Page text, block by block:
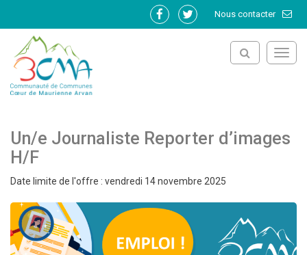
Nous contacter
Lien
Lien
Un/e Journaliste Reporter d’images
H/F
Date limite de l'offre : vendredi 14 novembre 2025